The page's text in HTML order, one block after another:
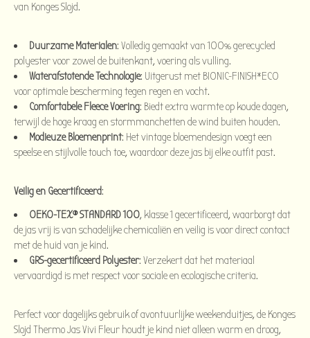
van Konges Slojd.
Duurzame Materialen: Volledig gemaakt van 100% gerecycled
polyester voor zowel de buitenkant, voering als vulling.
Waterafstotende Technologie: Uitgerust met BIONIC-FINISH*ECO
voor optimale bescherming tegen regen en vocht.
Comfortabele Fleece Voering: Biedt extra warmte op koude dagen,
terwijl de hoge kraag en stormmanchetten de wind buiten houden.
Modieuze Bloemenprint: Het vintage bloemendesign voegt een
speelse en stijlvolle touch toe, waardoor deze jas bij elke outfit past.
Veilig en Gecertificeerd:
OEKO-TEX® STANDARD 100, klasse 1 gecertificeerd, waarborgt dat
de jas vrij is van schadelijke chemicaliën en veilig is voor direct contact
met de huid van je kind.
GRS-gecertificeerd Polyester: Verzekert dat het materiaal
vervaardigd is met respect voor sociale en ecologische criteria.
Perfect voor dagelijks gebruik of avontuurlijke weekenduitjes, de Konges
Slojd Thermo Jas Vivi Fleur houdt je kind niet alleen warm en droog,